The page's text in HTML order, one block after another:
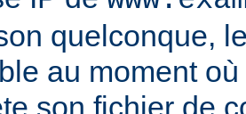
quelconque,
au moment
son fichier de